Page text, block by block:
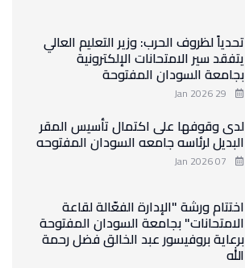
تحدياً لظروف الحرب: وزير التعليم العالي
يتفقد سير الامتحانات الإلكترونية
بجامعة السودان المفتوحة
لدى وقوفها على اكتمال تأسيس المقر
البديل لرئاسه جامعه السودان المفتوحه
اختتام ورشة "الإدارة الفعّالة لقاعة
الامتحانات" بجامعة السودان المفتوحة
برعاية بروفيسور عبد الخالق فضل رحمة
الله